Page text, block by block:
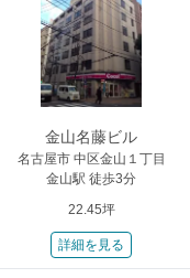
金山名藤ビル
名古屋市 中区金山１丁目
金山駅 徒歩3分
22.45坪
詳細を見る